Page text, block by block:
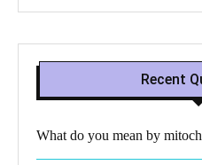
Recent
What do you mean by